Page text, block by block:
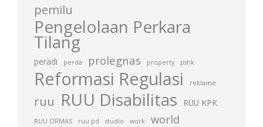
pemilu
Pengelolaan Perkara
Tilang
peradi perda prolegnas property pshk
Reformasi Regulasi reklame
ruu RUU Disabilitas RUU KPK
RUU ORMAS ruu pd studio work world